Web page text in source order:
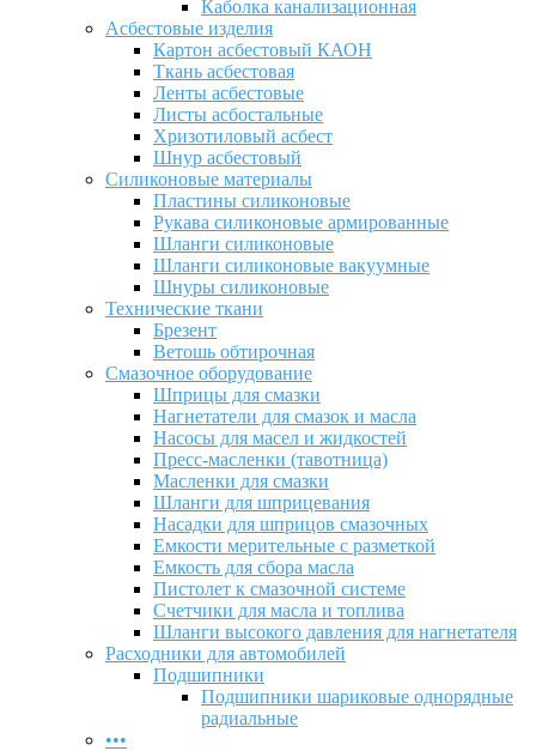
Каболка канализационная
Асбестовые изделия
Картон асбестовый КАОН
Ткань асбестовая
Ленты асбестовые
Листы асбостальные
Хризотиловый асбеcт
Шнур асбестовый
Силиконовые материалы
Пластины силиконовые
Рукава силиконовые армированные
Шланги силиконовые
Шланги силиконовые вакуумные
Шнуры силиконовые
Технические ткани
Брезент
Ветошь обтирочная
Смазочное оборудование
Шприцы для смазки
Нагнетатели для смазок и масла
Насосы для масел и жидкостей
Пресс-масленки (тавотница)
Масленки для смазки
Шланги для шприцевания
Насадки для шприцов смазочных
Емкости мерительные с разметкой
Емкость для сбора масла
Пистолет к смазочной системе
Счетчики для масла и топлива
Шланги высокого давления для нагнетателя
Расходники для автомобилей
Подшипники
Подшипники шариковые однорядные
радиальные
•••